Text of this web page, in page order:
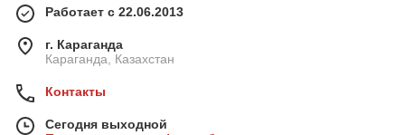
Работает с 22.06.2013
г. Караганда
Караганда, Казахстан
Контакты
Сегодня выходной